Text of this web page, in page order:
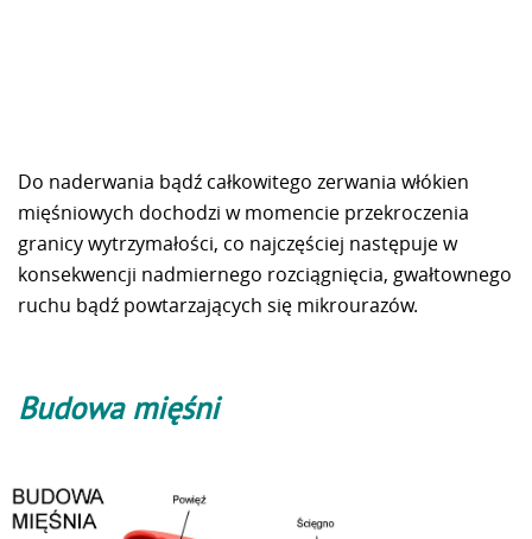
Do naderwania bądź całkowitego zerwania włókien
mięśniowych dochodzi w momencie przekroczenia
granicy wytrzymałości, co najczęściej następuje w
konsekwencji nadmiernego rozciągnięcia, gwałtownego
ruchu bądź powtarzających się mikrourazów.
Budowa mięśni